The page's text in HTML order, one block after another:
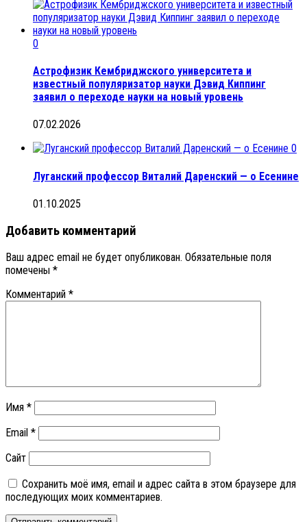
0
Астрофизик Кембриджского университета и
известный популяризатор науки Дэвид Киппинг
заявил о переходе науки на новый уровень
07.02.2026
0
Луганский профессор Виталий Даренский — о Есенине
01.10.2025
Добавить комментарий
Ваш адрес email не будет опубликован. Обязательные поля
помечены *
Комментарий *
Имя *
Email *
Сайт
Сохранить моё имя, email и адрес сайта в этом браузере для
последующих моих комментариев.